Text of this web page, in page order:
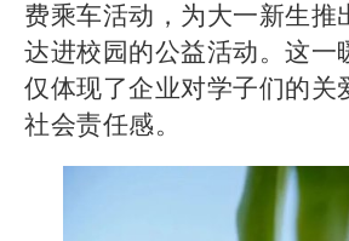
费乘车活动，为大一新生推
达进校园的公益活动。这一
仅体现了企业对学子们的关
社会责任感。